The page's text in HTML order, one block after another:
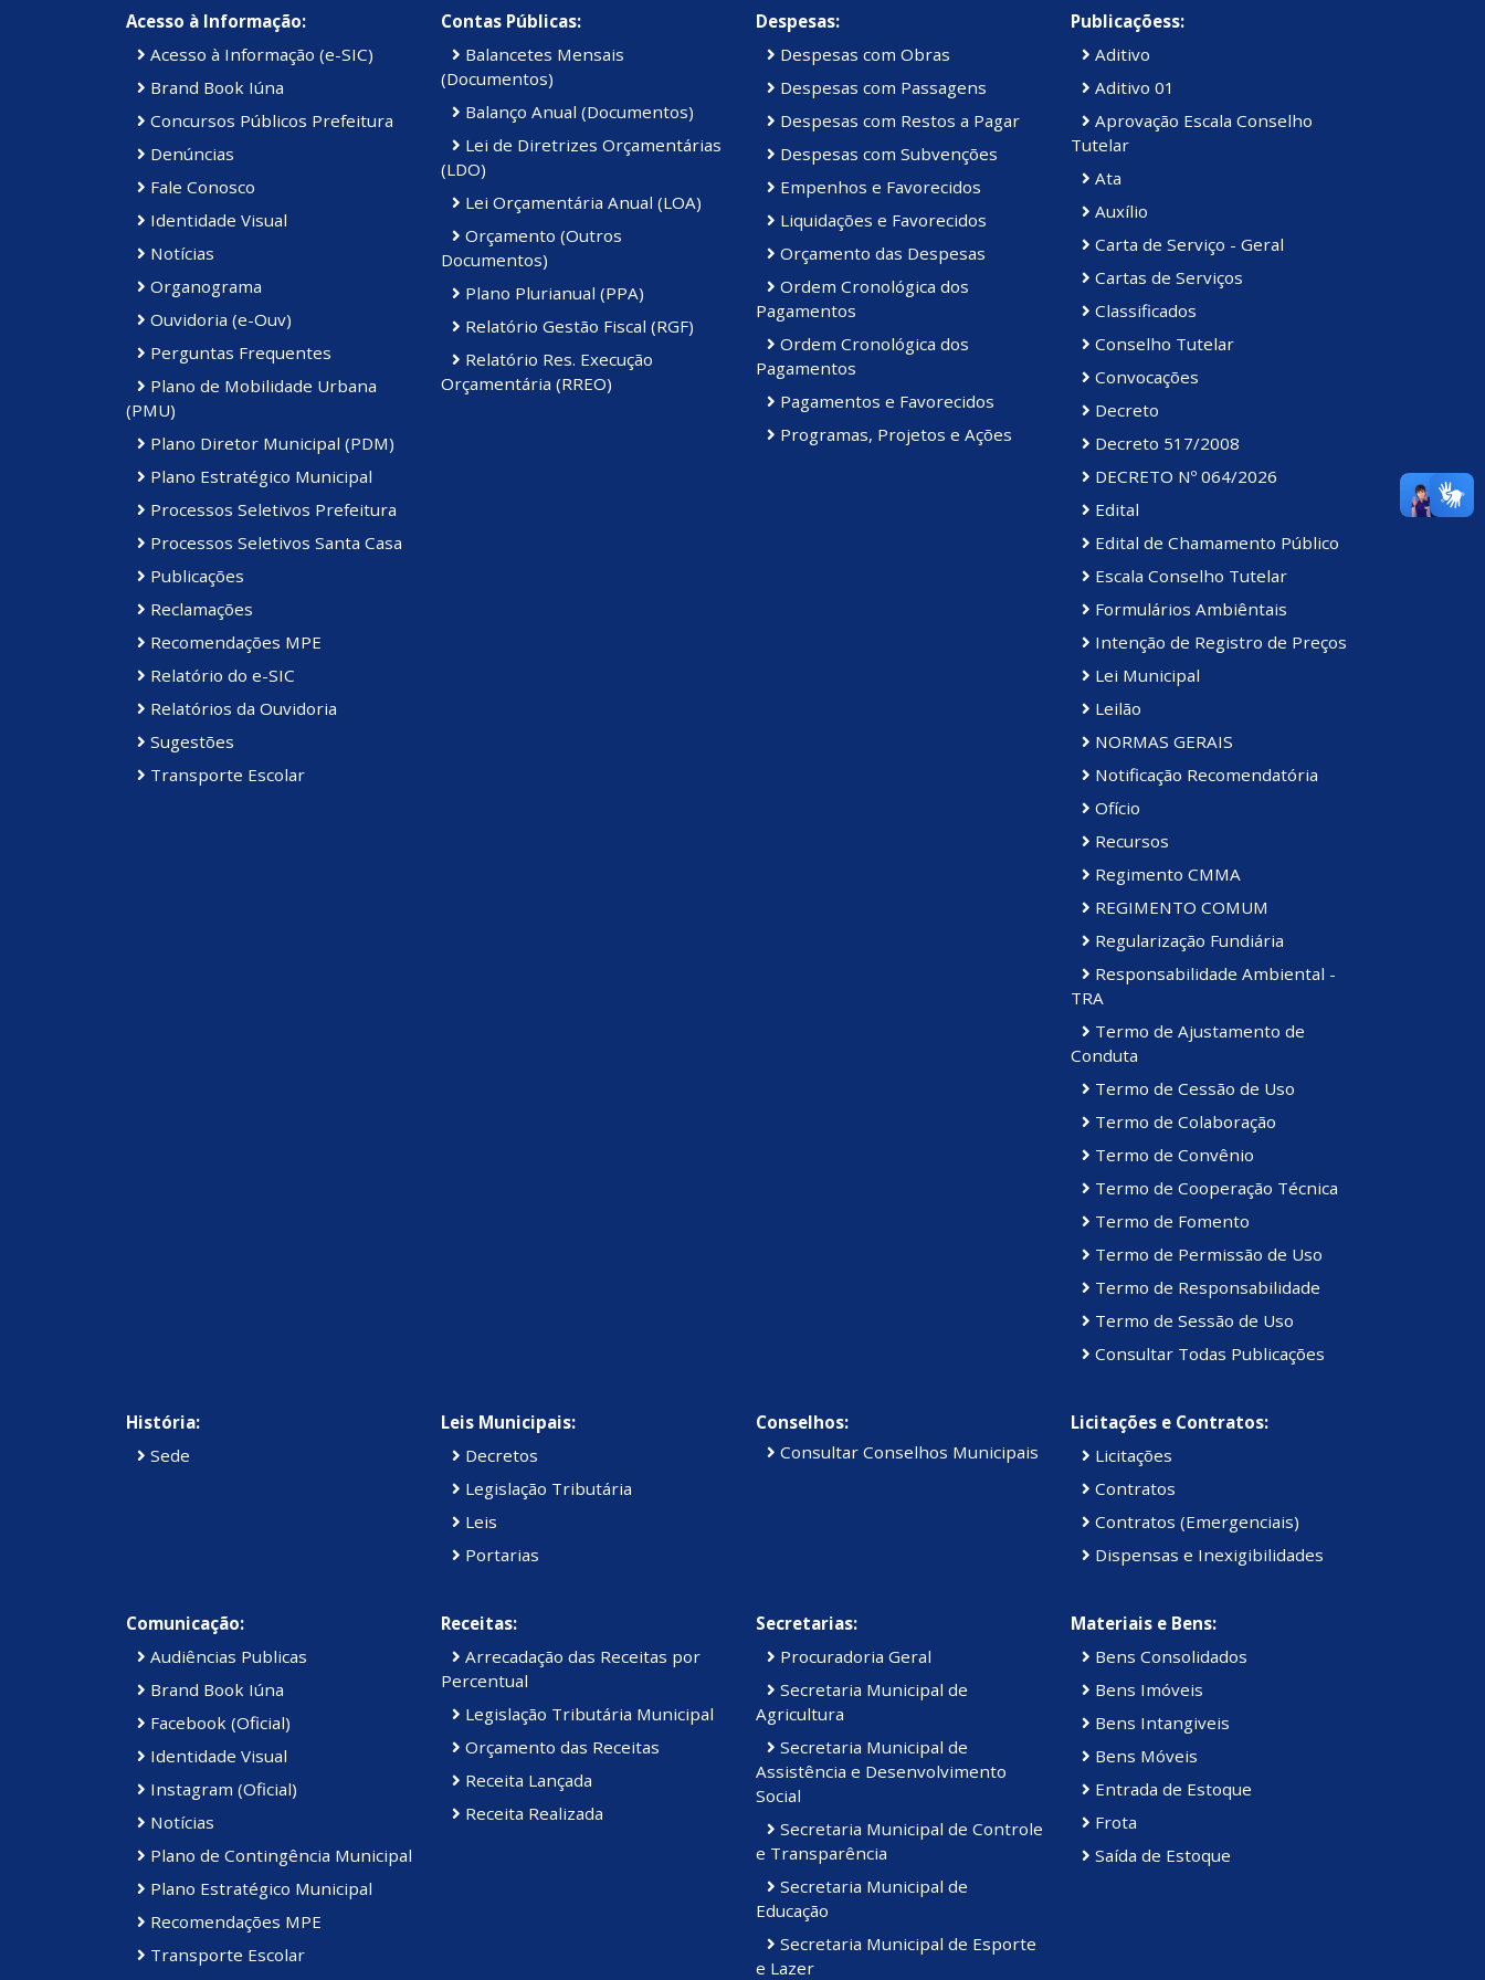
Acesso à Informação:
Acesso à Informação (e-SIC)
Brand Book Iúna
Concursos Públicos Prefeitura
Denúncias
Fale Conosco
Identidade Visual
Notícias
Organograma
Ouvidoria (e-Ouv)
Perguntas Frequentes
Plano de Mobilidade Urbana
(PMU)
Plano Diretor Municipal (PDM)
Plano Estratégico Municipal
Processos Seletivos Prefeitura
Processos Seletivos Santa Casa
Publicações
Reclamações
Recomendações MPE
Relatório do e-SIC
Relatórios da Ouvidoria
Sugestões
Transporte Escolar
Contas Públicas:
Balancetes Mensais
(Documentos)
Balanço Anual (Documentos)
Lei de Diretrizes Orçamentárias
(LDO)
Lei Orçamentária Anual (LOA)
Orçamento (Outros
Documentos)
Plano Plurianual (PPA)
Relatório Gestão Fiscal (RGF)
Relatório Res. Execução
Orçamentária (RREO)
Despesas:
Despesas com Obras
Despesas com Passagens
Despesas com Restos a Pagar
Despesas com Subvenções
Empenhos e Favorecidos
Liquidações e Favorecidos
Orçamento das Despesas
Ordem Cronológica dos
Pagamentos
Ordem Cronológica dos
Pagamentos
Pagamentos e Favorecidos
Programas, Projetos e Ações
Publicaçõess:
Aditivo
Aditivo 01
Aprovação Escala Conselho
Tutelar
Ata
Auxílio
Carta de Serviço - Geral
Cartas de Serviços
Classificados
Conselho Tutelar
Convocações
Decreto
Decreto 517/2008
DECRETO Nº 064/2026
Edital
Edital de Chamamento Público
Escala Conselho Tutelar
Formulários Ambiêntais
Intenção de Registro de Preços
Lei Municipal
Leilão
NORMAS GERAIS
Notificação Recomendatória
Ofício
Recursos
Regimento CMMA
REGIMENTO COMUM
Regularização Fundiária
Responsabilidade Ambiental -
TRA
Termo de Ajustamento de
Conduta
Termo de Cessão de Uso
Termo de Colaboração
Termo de Convênio
Termo de Cooperação Técnica
Termo de Fomento
Termo de Permissão de Uso
Termo de Responsabilidade
Termo de Sessão de Uso
Consultar Todas Publicações
História:
Sede
Leis Municipais:
Decretos
Legislação Tributária
Leis
Portarias
Conselhos:
Consultar Conselhos Municipais
Licitações e Contratos:
Licitações
Contratos
Contratos (Emergenciais)
Dispensas e Inexigibilidades
Comunicação:
Audiências Publicas
Brand Book Iúna
Facebook (Oficial)
Identidade Visual
Instagram (Oficial)
Notícias
Plano de Contingência Municipal
Plano Estratégico Municipal
Recomendações MPE
Transporte Escolar
Receitas:
Arrecadação das Receitas por
Percentual
Legislação Tributária Municipal
Orçamento das Receitas
Receita Lançada
Receita Realizada
Secretarias:
Procuradoria Geral
Secretaria Municipal de
Agricultura
Secretaria Municipal de
Assistência e Desenvolvimento
Social
Secretaria Municipal de Controle
e Transparência
Secretaria Municipal de
Educação
Secretaria Municipal de Esporte
e Lazer
Materiais e Bens:
Bens Consolidados
Bens Imóveis
Bens Intangiveis
Bens Móveis
Entrada de Estoque
Frota
Saída de Estoque